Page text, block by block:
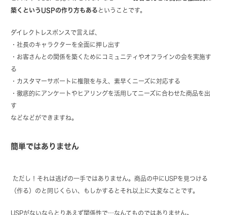
築くというUSPの作り方もある ということです。
ダイレクトレスポンスで言えば、
・社長のキャラクターを全面に押し出す
・お客さんとの関係を築くためにコミュニティやオフラインの会を実施す
る
・カスタマーサポートに権限を与え、素早くニーズに対応する
・徹底的にアンケートやヒアリングを活用してニーズに合わせた商品を出
す
などなどができますね。
簡単ではありません
ただし！それは逃げの一手ではありません。商品の中にUSPを見つける
（作る）のと同じくらい、もしかするとそれ以上に大変なことです。
USPがないならとりあえず関係性で…なんてものではありません。